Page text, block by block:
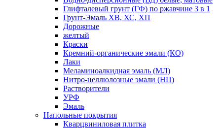
Глифталевый грунт (ГФ) по ржавчине 3 в 1
Грунт-Эмаль ХВ, ХС, ХП
Дорожные
желтый
Краски
Кремний-органические эмали (КО)
Лаки
Меламиноалкидная эмаль (МЛ)
Нитро-целлюлозные эмали (НЦ)
Растворители
УРФ
Эмаль
Напольные покрытия
Кварцвиниловая плитка